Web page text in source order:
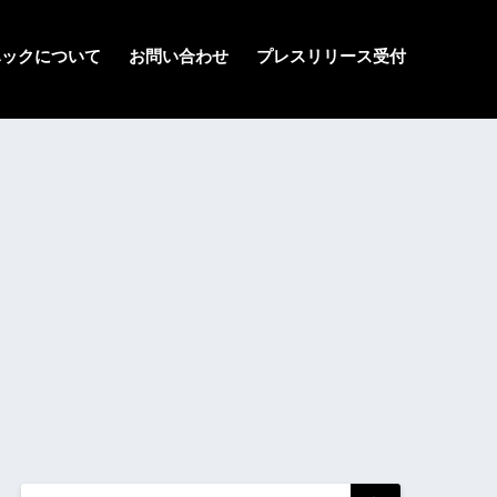
クについて お問い合わせ プレスリリース受付